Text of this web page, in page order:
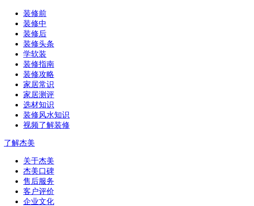
装修前
装修中
装修后
装修头条
学软装
装修指南
装修攻略
家居常识
家居测评
选材知识
装修风水知识
视频了解装修
了解杰美
关于杰美
杰美口碑
售后服务
客户评价
企业文化